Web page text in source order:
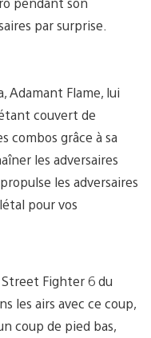
par surprise.
Adamant Flame, lui
couvert de
combos grâce à sa
les adversaires
les adversaires
pour vos
Street Fighter 6 du
les airs avec ce coup,
coup de pied bas,